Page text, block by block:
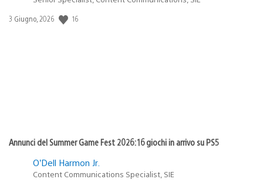
Data
3 Giugno, 2026 16
Annunci del Summer Game Fest 2026: 16 giochi in arrivo su PS5
O’Dell Harmon Jr.
Content Communications Specialist, SIE